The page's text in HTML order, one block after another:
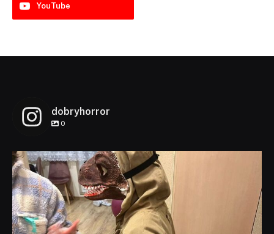
YouTube
dobryhorror
0
dobryhorror
Lis 1